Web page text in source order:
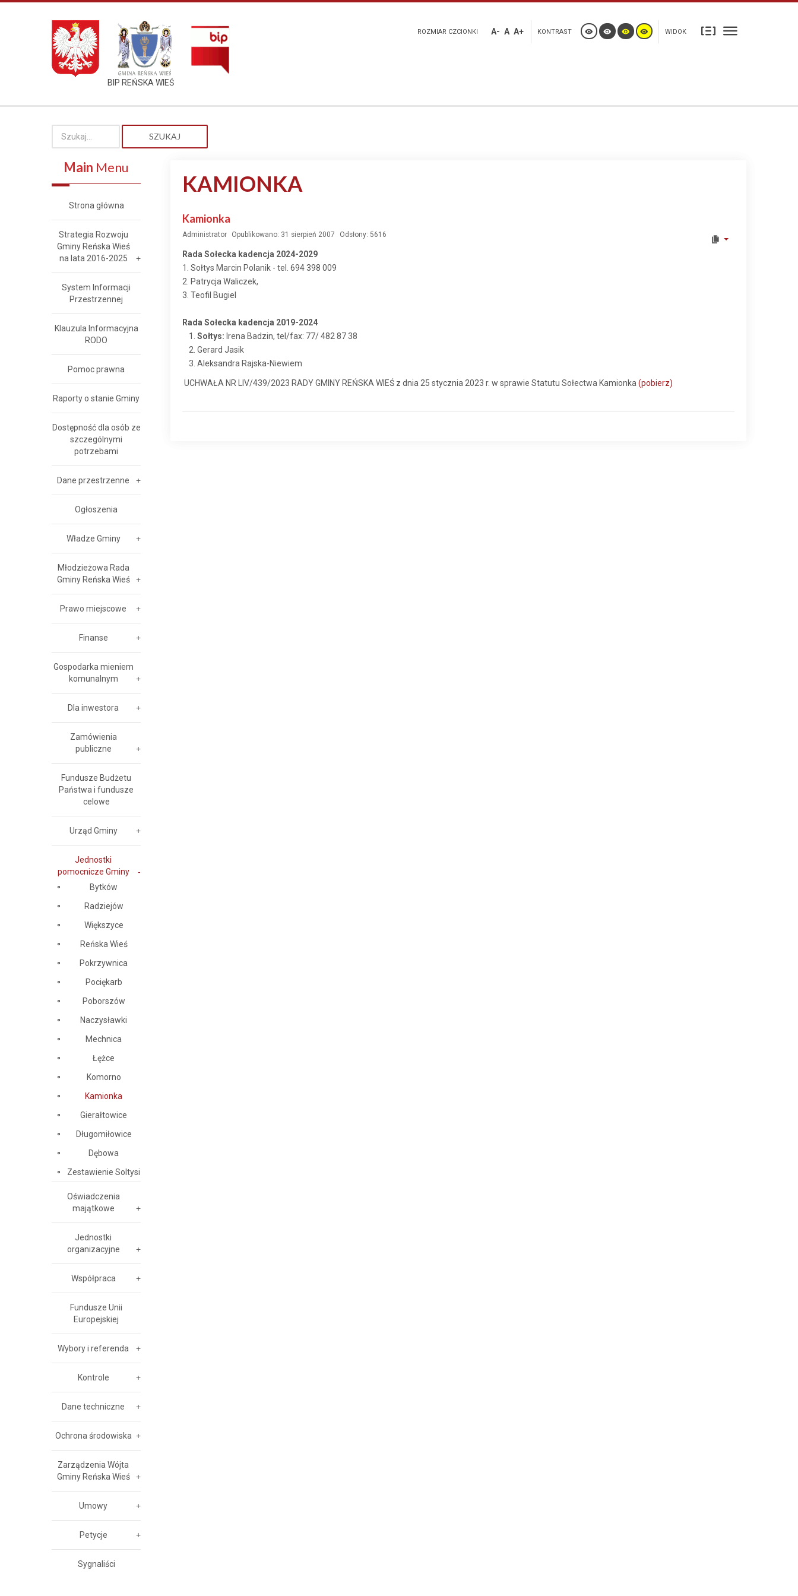
BIP REŃSKA WIEŚ
ROZMIAR CZCIONKI A- A A+ KONTRAST WIDOK
SZUKAJ
KAMIONKA
Kamionka
Administrator Opublikowano: 31 sierpień 2007 Odsłony: 5616
Rada Sołecka kadencja 2024-2029
1. Sołtys Marcin Polanik - tel. 694 398 009
2. Patrycja Waliczek,
3. Teofil Bugiel
Rada Sołecka kadencja 2019-2024
Sołtys: Irena Badzin, tel/fax: 77/ 482 87 38
Gerard Jasik
Aleksandra Rajska-Niewiem
UCHWAŁA NR LIV/439/2023 RADY GMINY REŃSKA WIEŚ z dnia 25 stycznia 2023 r. w sprawie Statutu Sołectwa Kamionka (pobierz)
Main Menu
Strona główna
Strategia Rozwoju
Gminy Reńska Wieś
na lata 2016-2025
System Informacji
Przestrzennej
Klauzula Informacyjna
RODO
Pomoc prawna
Raporty o stanie Gminy
Dostępność dla osób ze
szczególnymi
potrzebami
Dane przestrzenne
Ogłoszenia
Władze Gminy
Młodzieżowa Rada
Gminy Reńska Wieś
Prawo miejscowe
Finanse
Gospodarka mieniem
komunalnym
Dla inwestora
Zamówienia
publiczne
Fundusze Budżetu
Państwa i fundusze
celowe
Urząd Gminy
Jednostki
pomocnicze Gminy
Bytków
Radziejów
Większyce
Reńska Wieś
Pokrzywnica
Pociękarb
Poborszów
Naczysławki
Mechnica
Łężce
Komorno
Kamionka
Gierałtowice
Długomiłowice
Dębowa
Zestawienie Soltysi
Oświadczenia
majątkowe
Jednostki
organizacyjne
Współpraca
Fundusze Unii
Europejskiej
Wybory i referenda
Kontrole
Dane techniczne
Ochrona środowiska
Zarządzenia Wójta
Gminy Reńska Wieś
Umowy
Petycje
Sygnaliści